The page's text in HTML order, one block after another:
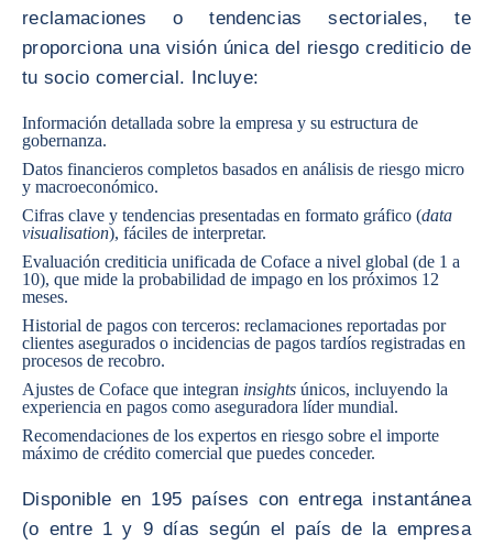
reclamaciones o tendencias sectoriales, te
proporciona una visión única del riesgo crediticio de
tu socio comercial. Incluye:
Información detallada sobre la empresa y su estructura de
gobernanza.
Datos financieros completos basados en análisis de riesgo micro
y macroeconómico.
Cifras clave y tendencias presentadas en formato gráfico (data
visualisation), fáciles de interpretar.
Evaluación crediticia unificada de Coface a nivel global (de 1 a
10), que mide la probabilidad de impago en los próximos 12
meses.
Historial de pagos con terceros: reclamaciones reportadas por
clientes asegurados o incidencias de pagos tardíos registradas en
procesos de recobro.
Ajustes de Coface que integran insights únicos, incluyendo la
experiencia en pagos como aseguradora líder mundial.
Recomendaciones de los expertos en riesgo sobre el importe
máximo de crédito comercial que puedes conceder.
Disponible en 195 países con entrega instantánea
(o entre 1 y 9 días según el país de la empresa